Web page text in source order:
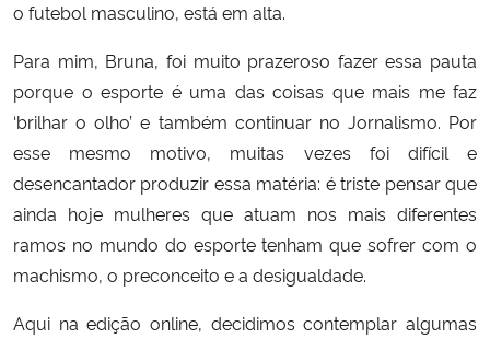
o futebol masculino, está em alta.
Para mim, Bruna, foi muito prazeroso fazer essa pauta
porque o esporte é uma das coisas que mais me faz
‘brilhar o olho’ e também continuar no Jornalismo. Por
esse mesmo motivo, muitas vezes foi difícil e
desencantador produzir essa matéria: é triste pensar que
ainda hoje mulheres que atuam nos mais diferentes
ramos no mundo do esporte tenham que sofrer com o
machismo, o preconceito e a desigualdade.
Aqui na edição online, decidimos contemplar algumas